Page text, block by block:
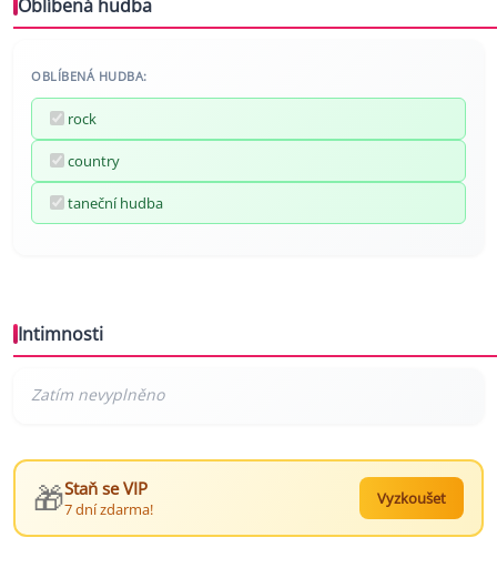
Oblíbená hudba
OBLÍBENÁ HUDBA:
rock
country
taneční hudba
Intimnosti
🎁Staň se VIP
7 dní zdarma!
Vyzkoušet